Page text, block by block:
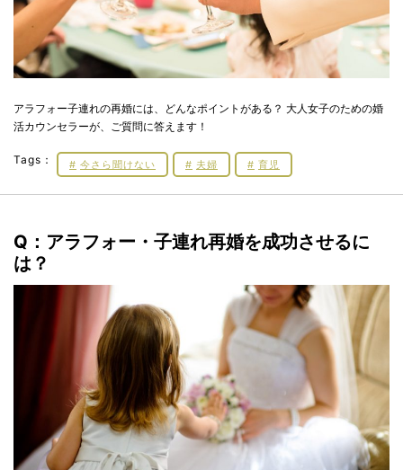
アラフォー子連れの再婚には、どんなポイントがある？ 大人女子のための婚
活カウンセラーが、ご質問に答えます！
Tags： 今さら聞けない 夫婦 育児
Q：アラフォー・子連れ再婚を成功させるに
は？